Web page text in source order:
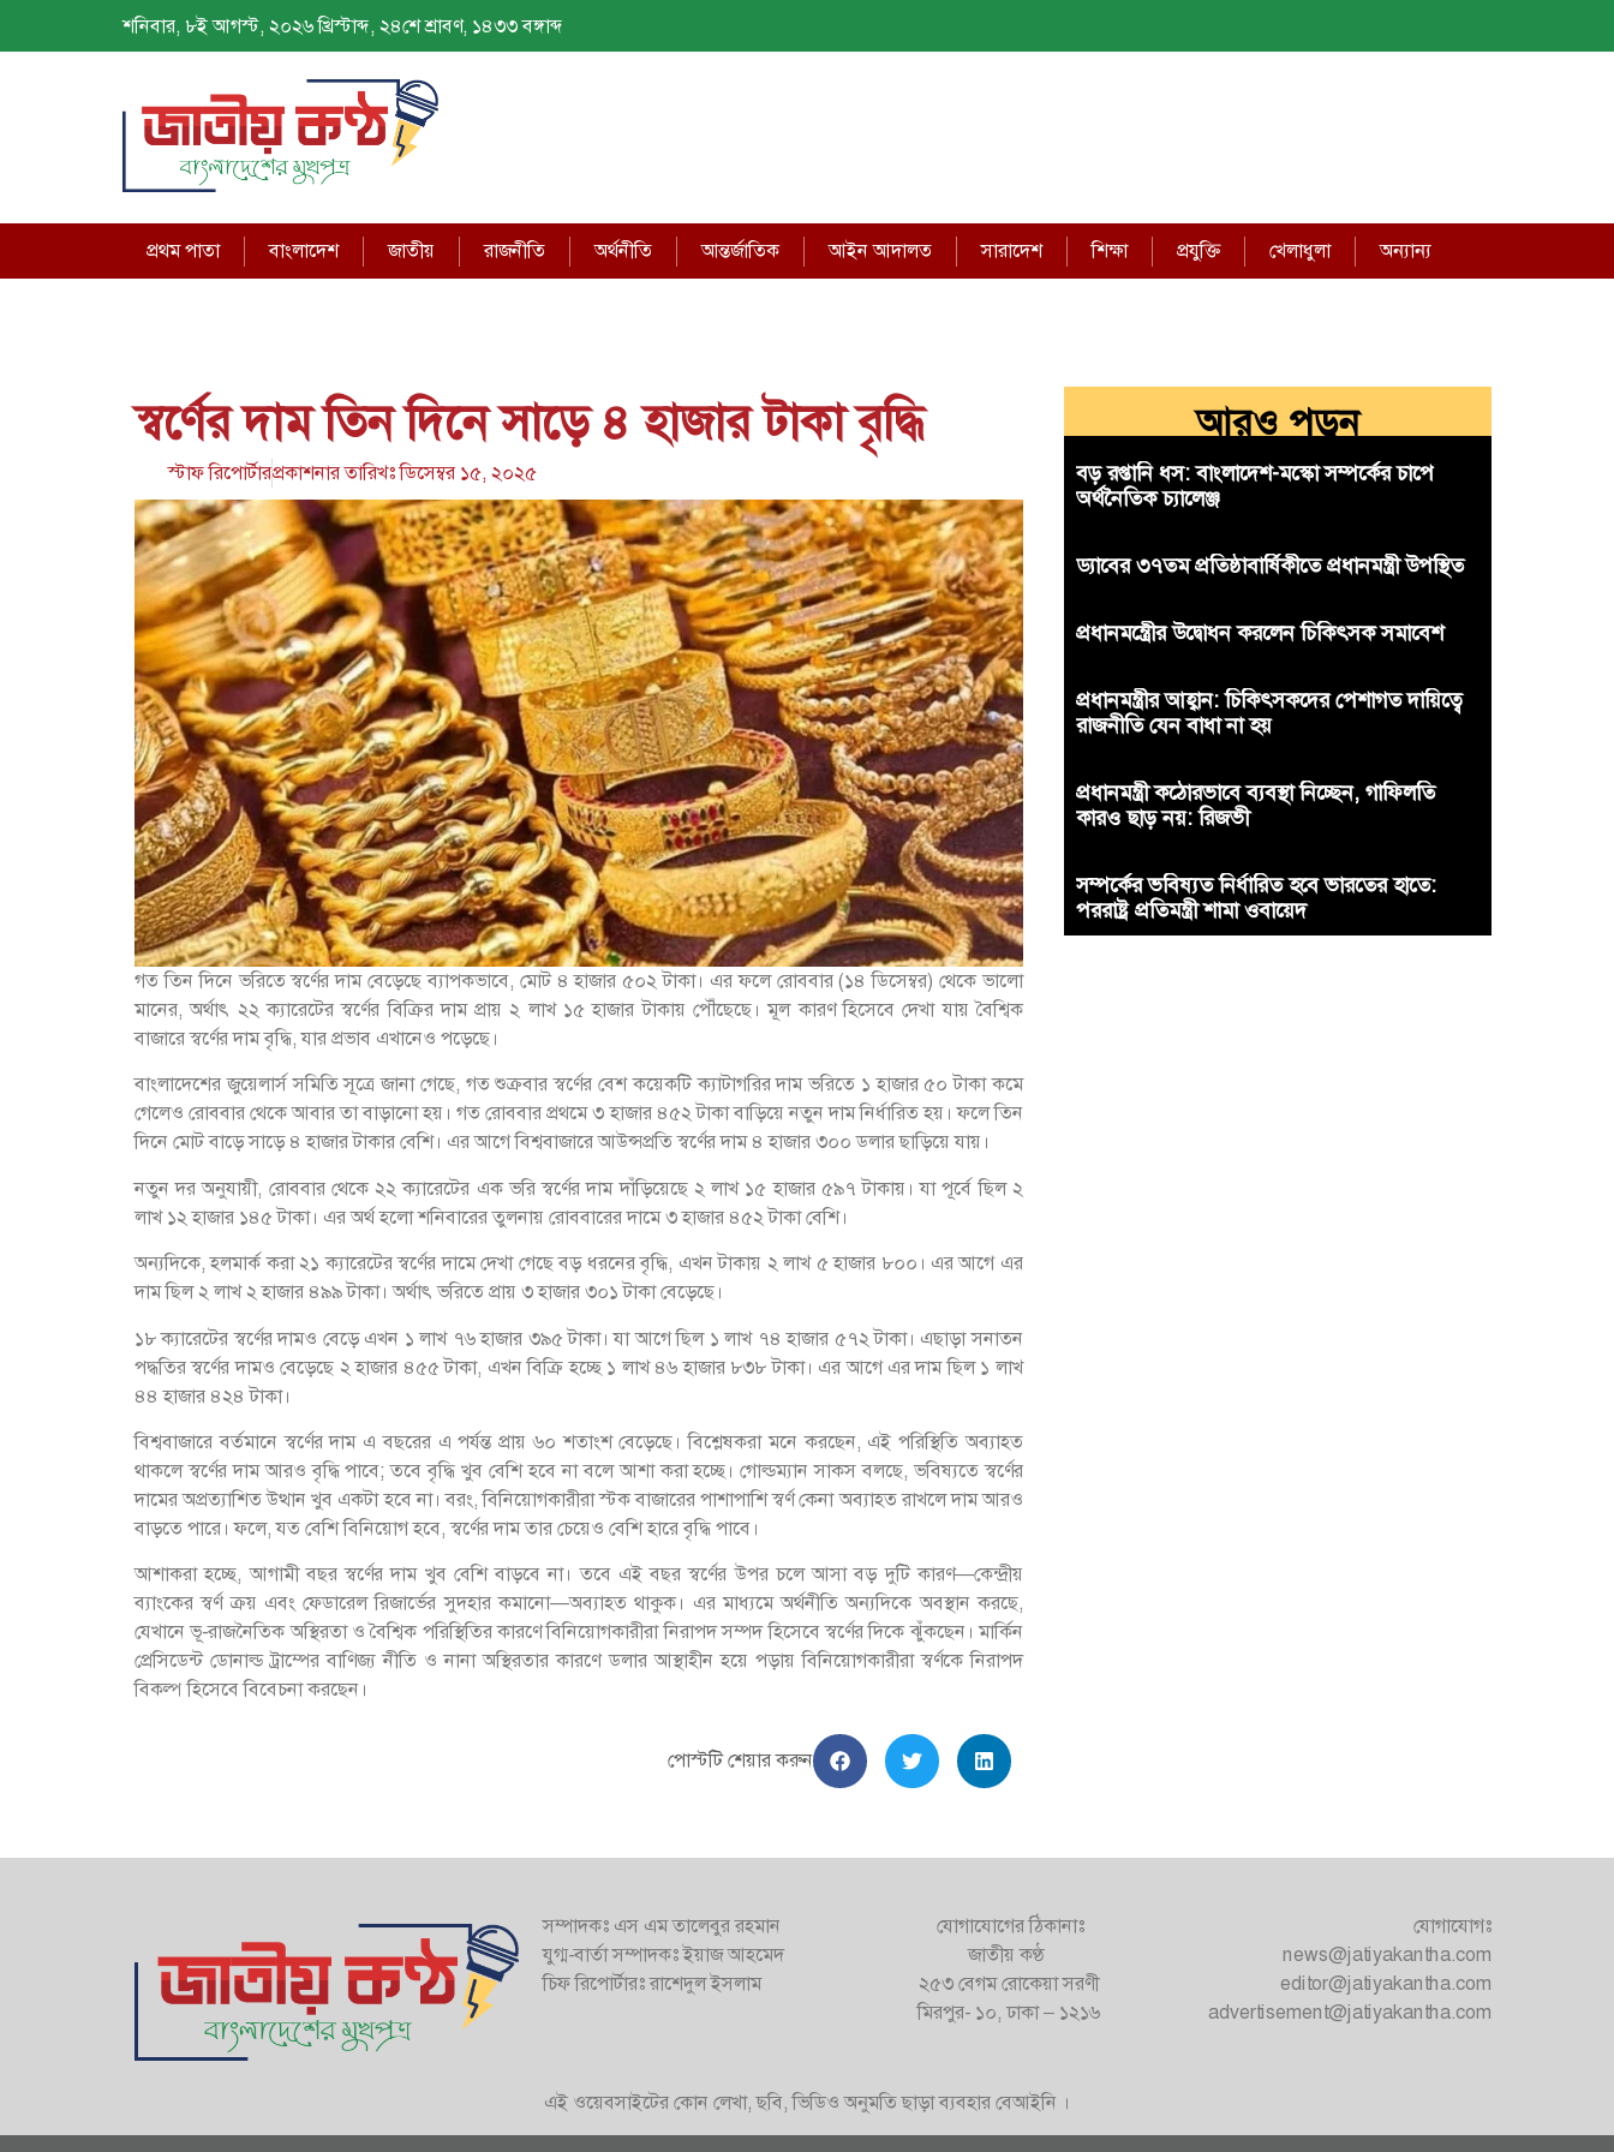
শনিবার, ৮ই আগস্ট, ২০২৬ খ্রিস্টাব্দ, ২৪শে শ্রাবণ, ১৪৩৩ বঙ্গাব্দ
প্রথম পাতা বাংলাদেশ জাতীয় রাজনীতি অর্থনীতি আন্তর্জাতিক আইন আদালত সারাদেশ শিক্ষা প্রযুক্তি খেলাধুলা অন্যান্য
স্বর্ণের দাম তিন দিনে সাড়ে ৪ হাজার টাকা বৃদ্ধি
স্টাফ রিপোর্টারপ্রকাশনার তারিখঃডিসেম্বর ১৫, ২০২৫
গত তিন দিনে ভরিতে স্বর্ণের দাম বেড়েছে ব্যাপকভাবে, মোট ৪ হাজার ৫০২ টাকা। এর ফলে রোববার (১৪ ডিসেম্বর) থেকে ভালো
মানের, অর্থাৎ ২২ ক্যারেটের স্বর্ণের বিক্রির দাম প্রায় ২ লাখ ১৫ হাজার টাকায় পৌঁছেছে। মূল কারণ হিসেবে দেখা যায় বৈশ্বিক
বাজারে স্বর্ণের দাম বৃদ্ধি, যার প্রভাব এখানেও পড়েছে।
বাংলাদেশের জুয়েলার্স সমিতি সূত্রে জানা গেছে, গত শুক্রবার স্বর্ণের বেশ কয়েকটি ক্যাটাগরির দাম ভরিতে ১ হাজার ৫০ টাকা কমে
গেলেও রোববার থেকে আবার তা বাড়ানো হয়। গত রোববার প্রথমে ৩ হাজার ৪৫২ টাকা বাড়িয়ে নতুন দাম নির্ধারিত হয়। ফলে তিন
দিনে মোট বাড়ে সাড়ে ৪ হাজার টাকার বেশি। এর আগে বিশ্ববাজারে আউন্সপ্রতি স্বর্ণের দাম ৪ হাজার ৩০০ ডলার ছাড়িয়ে যায়।
নতুন দর অনুযায়ী, রোববার থেকে ২২ ক্যারেটের এক ভরি স্বর্ণের দাম দাঁড়িয়েছে ২ লাখ ১৫ হাজার ৫৯৭ টাকায়। যা পূর্বে ছিল ২
লাখ ১২ হাজার ১৪৫ টাকা। এর অর্থ হলো শনিবারের তুলনায় রোববারের দামে ৩ হাজার ৪৫২ টাকা বেশি।
অন্যদিকে, হলমার্ক করা ২১ ক্যারেটের স্বর্ণের দামে দেখা গেছে বড় ধরনের বৃদ্ধি, এখন টাকায় ২ লাখ ৫ হাজার ৮০০। এর আগে এর
দাম ছিল ২ লাখ ২ হাজার ৪৯৯ টাকা। অর্থাৎ ভরিতে প্রায় ৩ হাজার ৩০১ টাকা বেড়েছে।
১৮ ক্যারেটের স্বর্ণের দামও বেড়ে এখন ১ লাখ ৭৬ হাজার ৩৯৫ টাকা। যা আগে ছিল ১ লাখ ৭৪ হাজার ৫৭২ টাকা। এছাড়া সনাতন
পদ্ধতির স্বর্ণের দামও বেড়েছে ২ হাজার ৪৫৫ টাকা, এখন বিক্রি হচ্ছে ১ লাখ ৪৬ হাজার ৮৩৮ টাকা। এর আগে এর দাম ছিল ১ লাখ
৪৪ হাজার ৪২৪ টাকা।
বিশ্ববাজারে বর্তমানে স্বর্ণের দাম এ বছরের এ পর্যন্ত প্রায় ৬০ শতাংশ বেড়েছে। বিশ্লেষকরা মনে করছেন, এই পরিস্থিতি অব্যাহত
থাকলে স্বর্ণের দাম আরও বৃদ্ধি পাবে; তবে বৃদ্ধি খুব বেশি হবে না বলে আশা করা হচ্ছে। গোল্ডম্যান সাকস বলছে, ভবিষ্যতে স্বর্ণের
দামের অপ্রত্যাশিত উত্থান খুব একটা হবে না। বরং, বিনিয়োগকারীরা স্টক বাজারের পাশাপাশি স্বর্ণ কেনা অব্যাহত রাখলে দাম আরও
বাড়তে পারে। ফলে, যত বেশি বিনিয়োগ হবে, স্বর্ণের দাম তার চেয়েও বেশি হারে বৃদ্ধি পাবে।
আশাকরা হচ্ছে, আগামী বছর স্বর্ণের দাম খুব বেশি বাড়বে না। তবে এই বছর স্বর্ণের উপর চলে আসা বড় দুটি কারণ—কেন্দ্রীয়
ব্যাংকের স্বর্ণ ক্রয় এবং ফেডারেল রিজার্ভের সুদহার কমানো—অব্যাহত থাকুক। এর মাধ্যমে অর্থনীতি অন্যদিকে অবস্থান করছে,
যেখানে ভূ-রাজনৈতিক অস্থিরতা ও বৈশ্বিক পরিস্থিতির কারণে বিনিয়োগকারীরা নিরাপদ সম্পদ হিসেবে স্বর্ণের দিকে ঝুঁকছেন। মার্কিন
প্রেসিডেন্ট ডোনাল্ড ট্রাম্পের বাণিজ্য নীতি ও নানা অস্থিরতার কারণে ডলার আস্থাহীন হয়ে পড়ায় বিনিয়োগকারীরা স্বর্ণকে নিরাপদ
বিকল্প হিসেবে বিবেচনা করছেন।
পোস্টটি শেয়ার করুন
আরও পড়ুন
বড় রপ্তানি ধস: বাংলাদেশ-মস্কো সম্পর্কের চাপে
অর্থনৈতিক চ্যালেঞ্জ
ড্যাবের ৩৭তম প্রতিষ্ঠাবার্ষিকীতে প্রধানমন্ত্রী উপস্থিত
প্রধানমন্ত্রীের উদ্বোধন করলেন চিকিৎসক সমাবেশ
প্রধানমন্ত্রীর আহ্বান: চিকিৎসকদের পেশাগত দায়িত্বে
রাজনীতি যেন বাধা না হয়
প্রধানমন্ত্রী কঠোরভাবে ব্যবস্থা নিচ্ছেন, গাফিলতি
কারও ছাড় নয়: রিজভী
সম্পর্কের ভবিষ্যত নির্ধারিত হবে ভারতের হাতে:
পররাষ্ট্র প্রতিমন্ত্রী শামা ওবায়েদ
সম্পাদকঃ এস এম তালেবুর রহমান
যুগ্ম-বার্তা সম্পাদকঃ ইয়াজ আহমেদ
চিফ রিপোর্টারঃ রাশেদুল ইসলাম
যোগাযোগের ঠিকানাঃ
জাতীয় কণ্ঠ
২৫৩ বেগম রোকেয়া সরণী
মিরপুর- ১০, ঢাকা – ১২১৬
যোগাযোগঃ
news@jatiyakantha.com
editor@jatiyakantha.com
advertisement@jatiyakantha.com
এই ওয়েবসাইটের কোন লেখা, ছবি, ভিডিও অনুমতি ছাড়া ব্যবহার বেআইনি ।